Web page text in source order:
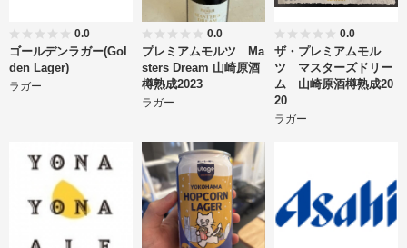
0.0
ゴールデンラガー(Gol
den Lager)
ラガー
0.0
プレミアムモルツ Ma
sters Dream 山崎原酒
樽熟成2023
ラガー
0.0
ザ・プレミアムモル
ツ マスターズドリー
ム 山崎原酒樽熟成20
20
ラガー